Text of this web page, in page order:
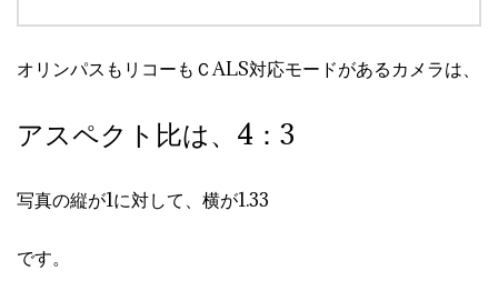
オリンパスもリコーもＣALS対応モードがあるカメラは、
アスペクト比は、4：3
写真の縦が1に対して、横が1.33
です。